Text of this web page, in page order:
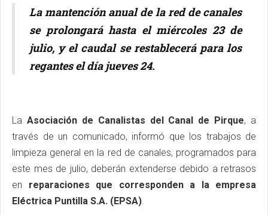
La mantención anual de la red de canales
se prolongará hasta el miércoles 23 de
julio, y el caudal se restablecerá para los
regantes el día jueves 24.
La Asociación de Canalistas del Canal de Pirque, a
través de un comunicado, informó que los trabajos de
limpieza general en la red de canales, programados para
este mes de julio, deberán extenderse debido a retrasos
en reparaciones que corresponden a la empresa
Eléctrica Puntilla S.A. (EPSA)